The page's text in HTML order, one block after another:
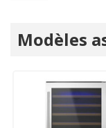
Modèles